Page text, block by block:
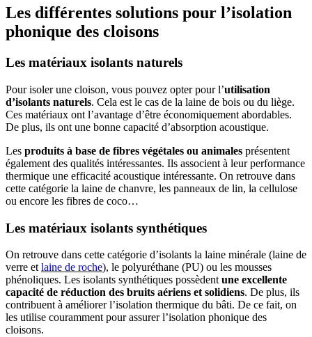
Les différentes solutions pour l’isolation
phonique des cloisons
Les matériaux isolants naturels
Pour isoler une cloison, vous pouvez opter pour l’utilisation
d’isolants naturels. Cela est le cas de la laine de bois ou du liège.
Ces matériaux ont l’avantage d’être économiquement abordables.
De plus, ils ont une bonne capacité d’absorption acoustique.
Les produits à base de fibres végétales ou animales présentent
également des qualités intéressantes. Ils associent à leur performance
thermique une efficacité acoustique intéressante. On retrouve dans
cette catégorie la laine de chanvre, les panneaux de lin, la cellulose
ou encore les fibres de coco…
Les matériaux isolants synthétiques
On retrouve dans cette catégorie d’isolants la laine minérale (laine de
verre et laine de roche), le polyuréthane (PU) ou les mousses
phénoliques. Les isolants synthétiques possèdent une excellente
capacité de réduction des bruits aériens et solidiens. De plus, ils
contribuent à améliorer l’isolation thermique du bâti. De ce fait, on
les utilise couramment pour assurer l’isolation phonique des
cloisons.